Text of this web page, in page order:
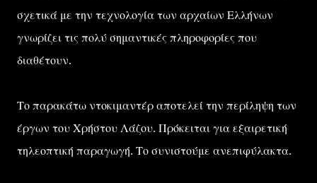
σχετικά με την τεχνολογία των αρχαίων Ελλήνων
γνωρίζει τις πολύ σημαντικές πληροφορίες που
διαθέτουν.
Το παρακάτω ντοκιμαντέρ αποτελεί την περίληψη των
έργων του Χρήστου Λάζου. Πρόκειται για εξαιρετική
τηλεοπτική παραγωγή. Το συνιστούμε ανεπιφύλακτα.